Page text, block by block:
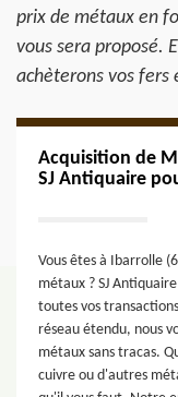
prix de métaux en
vous sera proposé.
achèterons vos fers
Acquisition de
SJ Antiquaire
Vous êtes à Ibarrolle
métaux ? SJ
toutes vos
réseau étendu, nous
métaux sans tracas.
cuivre ou d'autres